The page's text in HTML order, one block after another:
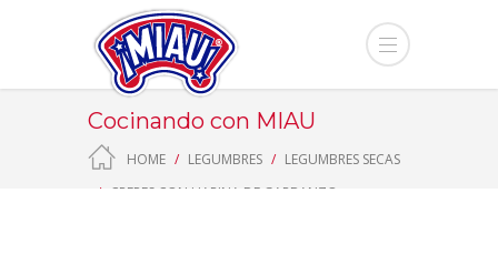
Cocinando con MIAU
HOME LEGUMBRES
LEGUMBRES SECAS
CREPES CON HARINA DE GARBANZO